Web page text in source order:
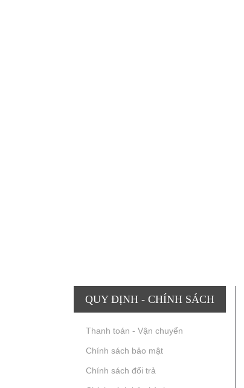
QUY ĐỊNH - CHÍNH SÁCH
Thanh toán - Vận chuyển
Chính sách bảo mật
Chính sách đổi trả